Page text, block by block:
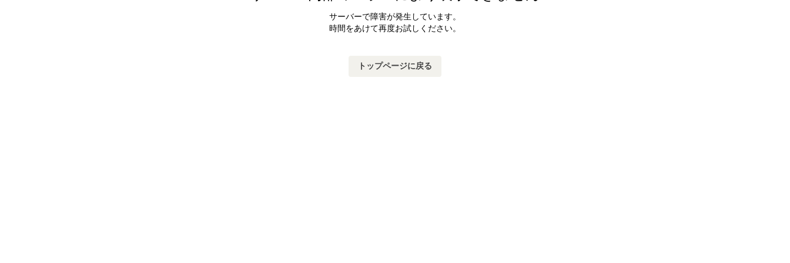
サーバーで障害が発生しています。
時間をあけて再度お試しください。
トップページに戻る